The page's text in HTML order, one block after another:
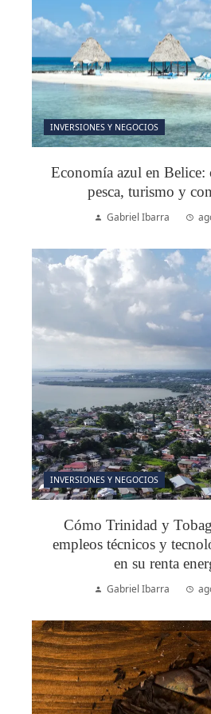
INVERSIONES Y NEGOCIOS
Economía azul en Belice:
pesca, turismo y
Gabriel Ibarra
INVERSIONES Y NEGOCIOS
Cómo Trinidad y
empleos técnicos y
en su renta
Gabriel Ibarra